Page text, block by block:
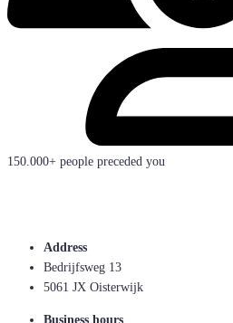
150.000+ people preceded you
Address
Bedrijfsweg 13
5061 JX Oisterwijk
Business hours